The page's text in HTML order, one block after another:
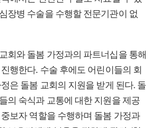
장병 수술을 수행할 전문기관이 없
회와 돌봄 가정과의 파트너십을 통해
행한다. 수술 후에도 어린이들의 회
은 돌봄 교회의 지원을 받게 된다. 돌
의 숙식과 교통에 대한 지원을 제공
보자 역할을 수행하며 돌봄 가정과